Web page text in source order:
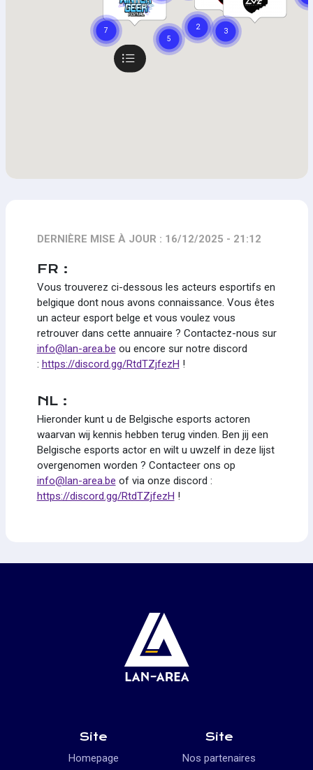
DERNIÈRE MISE À JOUR : 16/12/2025 - 21:12
FR :
Vous trouverez ci-dessous les acteurs esportifs en
belgique dont nous avons connaissance. Vous êtes
un acteur esport belge et vous voulez vous
retrouver dans cette annuaire ? Contactez-nous sur
info@lan-area.be ou encore sur notre discord
: https://discord.gg/RtdTZjfezH !
NL :
Hieronder kunt u de Belgische esports actoren
waarvan wij kennis hebben terug vinden. Ben jij een
Belgische esports actor en wilt u uwzelf in deze lijst
overgenomen worden ? Contacteer ons op
info@lan-area.be of via onze discord :
https://discord.gg/RtdTZjfezH !
Site
Homepage
Site
Nos partenaires